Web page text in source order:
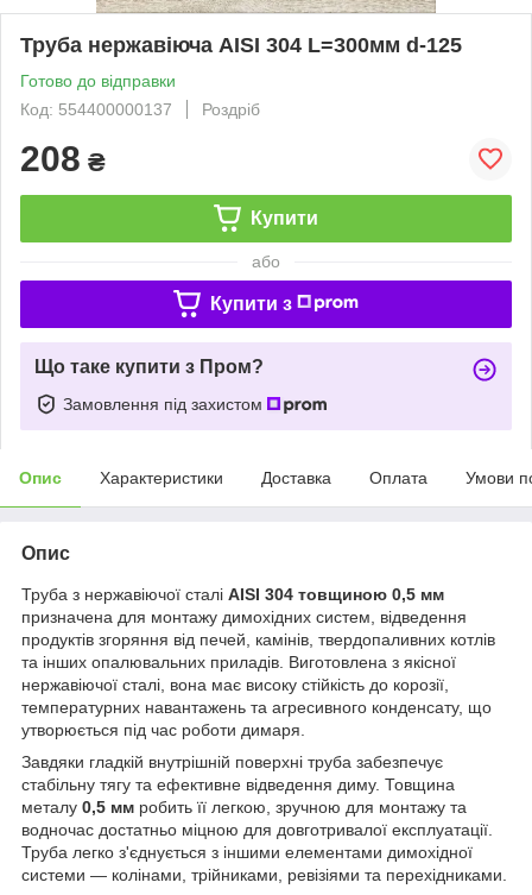
Труба нержавіюча AISI 304 L=300мм d-125
Готово до відправки
Код: 554400000137
Роздріб
208 ₴
Купити
або
Купити з
Що таке купити з Пром?
Замовлення під захистом
Опис Характеристики Доставка Оплата Умови
Опис
Труба з нержавіючої сталі AISI 304 товщиною 0,5 мм
призначена для монтажу димохідних систем, відведення
продуктів згоряння від печей, камінів, твердопаливних котлів
та інших опалювальних приладів. Виготовлена з якісної
нержавіючої сталі, вона має високу стійкість до корозії,
температурних навантажень та агресивного конденсату, що
утворюється під час роботи димаря.
Завдяки гладкій внутрішній поверхні труба забезпечує
стабільну тягу та ефективне відведення диму. Товщина
металу 0,5 мм робить її легкою, зручною для монтажу та
водночас достатньо міцною для довготривалої експлуатації.
Труба легко з'єднується з іншими елементами димохідної
системи — колінами, трійниками, ревізіями та перехідниками.